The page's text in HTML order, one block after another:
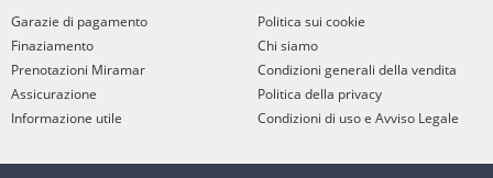
Garazie di pagamento
Finaziamento
Prenotazioni Miramar
Assicurazione
Informazione utile
Politica sui cookie
Chi siamo
Condizioni generali della vendita
Politica della privacy
Condizioni di uso e Avviso Legale